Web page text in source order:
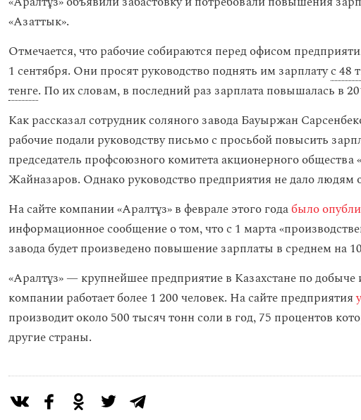
«Азаттык».
Отмечается, что рабочие собираются перед офисом
1 сентября. Они просят руководство поднять им зарплатус 48
тенге. По их словам, в последний раз зарплата повышалась в
Как рассказал сотрудник соляного завода Бауыржан
рабочие подали руководству письмо с просьбой повысить
председатель профсоюзного комитета акционерного общества
Жайназаров. Однако руководство предприятия не дало людям
На сайте компании «Аралтұз» в феврале этого годабыло
информационное сообщение о том, что с 1 марта
завода будет произведено повышение зарплаты в среднем на
«Аралтұз» — крупнейшее предприятие в Казахстане по добыче
компании работает более 1 200 человек. На сайте предприятия
производит около 500 тысяч тонн соли в год, 75 процентов
другие страны.